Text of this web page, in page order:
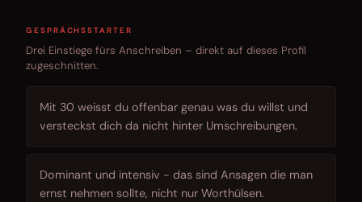
GESPRÄCHSSTARTER
Drei Einstiege fürs Anschreiben – direkt auf dieses Profil
zugeschnitten.
Mit 30 weisst du offenbar genau was du willst und
versteckst dich da nicht hinter Umschreibungen.
Dominant und intensiv - das sind Ansagen die man
ernst nehmen sollte, nicht nur Worthülsen.